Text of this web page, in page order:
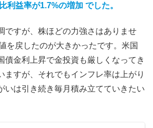
利益率が1.7%の増加 でした。
ですが、株ほどの力強さはありませ
を戻したのが大きかったです。米国
債金利上昇で金投資も厳しくなってき
ますが、それでもインフレ率は上がり
いは引き続き毎月積み立てていきたい